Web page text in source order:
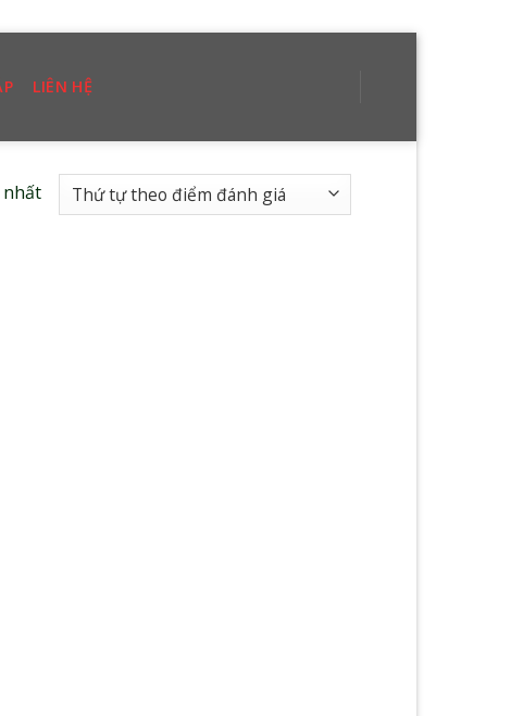
LIÊN HỆ
nhất